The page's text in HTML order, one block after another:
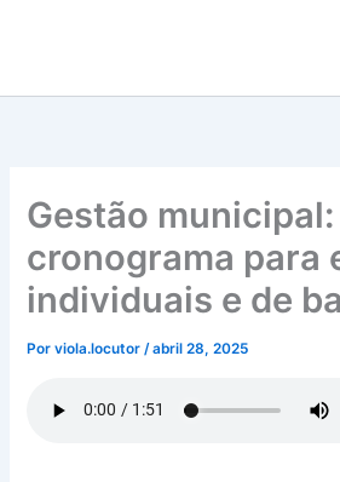
conteúdo
Gestão
cronograma para
individuais e de
Porviola.locutor/abril 28, 2025